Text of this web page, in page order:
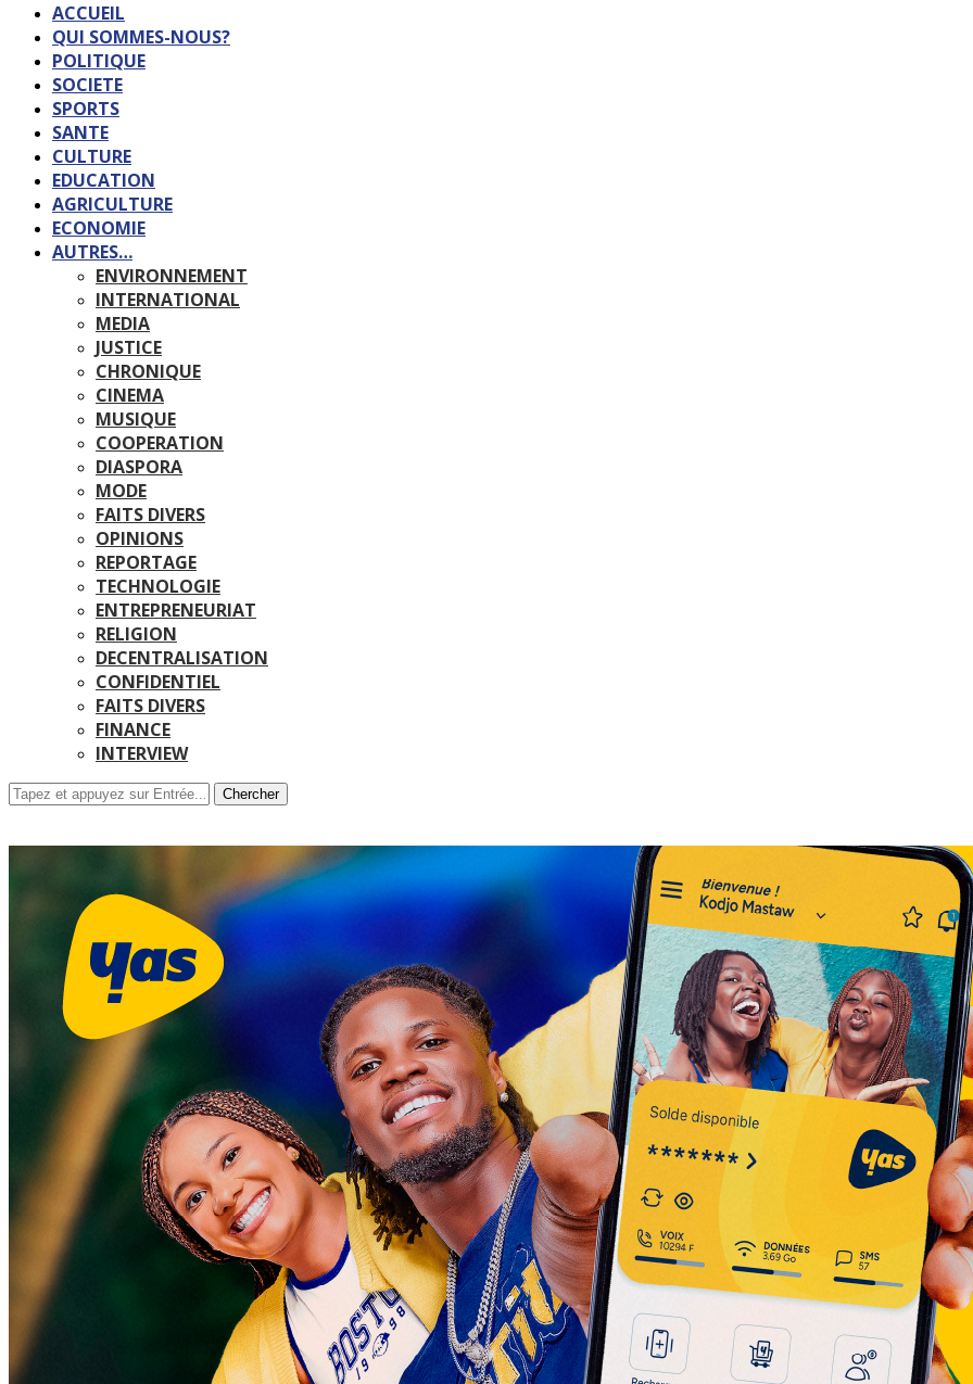
ACCUEIL
QUI SOMMES-NOUS?
POLITIQUE
SOCIETE
SPORTS
SANTE
CULTURE
EDUCATION
AGRICULTURE
ECONOMIE
AUTRES…
ENVIRONNEMENT
INTERNATIONAL
MEDIA
JUSTICE
CHRONIQUE
CINEMA
MUSIQUE
COOPERATION
DIASPORA
MODE
FAITS DIVERS
OPINIONS
REPORTAGE
TECHNOLOGIE
ENTREPRENEURIAT
RELIGION
DECENTRALISATION
CONFIDENTIEL
FAITS DIVERS
FINANCE
INTERVIEW
Chercher